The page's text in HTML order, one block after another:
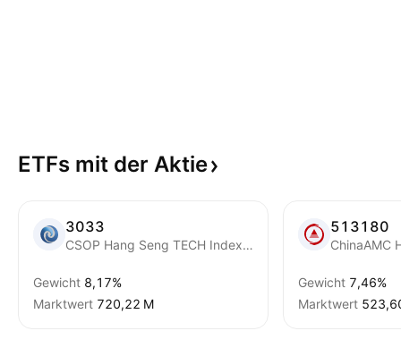
ETFs mit der Aktie
3033
CSOP Hang Seng TECH Index ETF
Gewicht 8,17%
Marktwert ‪720,22 M‬
513180
Gewicht 7,46%
Marktwert